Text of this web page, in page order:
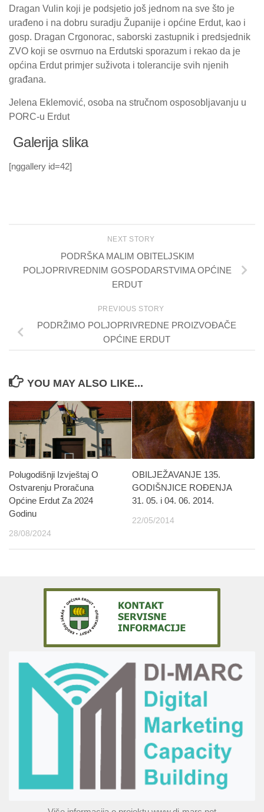
Dragan Vulin koji je podsjetio još jednom na sve što je
urađeno i na dobru suradju Županije i općine Erdut, kao i
gosp. Dragan Crgonorac, saborski zastupnik i predsjednik
ZVO koji se osvrnuo na Erdutski sporazum i rekao da je
općina Erdut primjer suživota i tolerancije svih njenih
građana.
Jelena Eklemović, osoba na stručnom osposobljavanju u
PORC-u Erdut
Galerija slika
[nggallery id=42]
NEXT STORY
PODRŠKA MALIM OBITELJSKIM
POLJOPRIVREDNIM GOSPODARSTVIMA OPĆINE
ERDUT
PREVIOUS STORY
PODRŽIMO POLJOPRIVREDNE PROIZVOĐAČE
OPĆINE ERDUT
YOU MAY ALSO LIKE...
Polugodišnji Izvještaj O
Ostvarenju Proračuna
Općine Erdut Za 2024
Godinu
28/08/2024
OBILJEŽAVANJE 135.
GODIŠNJICE ROĐENJA
31. 05. i 04. 06. 2014.
22/05/2014